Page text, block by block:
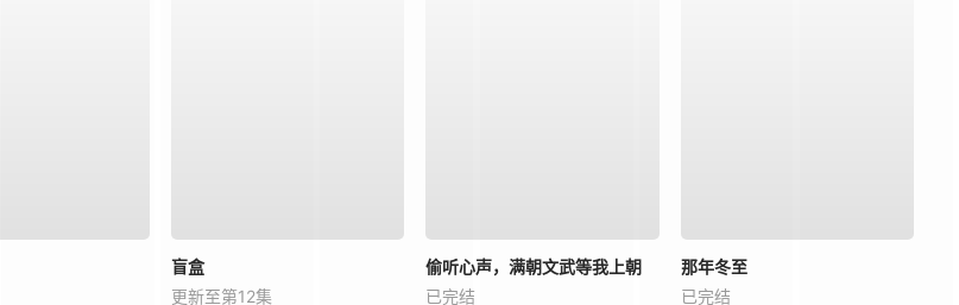
盲盒
更新至第12集
偷听心声，满朝文武等我上朝
已完结
那年冬至
已完结